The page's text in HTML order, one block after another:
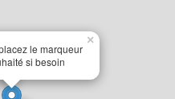
le marqueur
si besoin
×